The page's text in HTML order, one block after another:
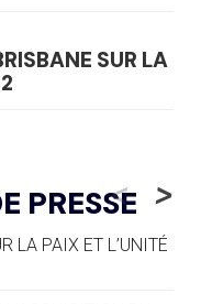
SUR LA
DES ARAVIS
SON VILLAGE
PRESSE
<
LA PAIX ET L’UNITÉ
>